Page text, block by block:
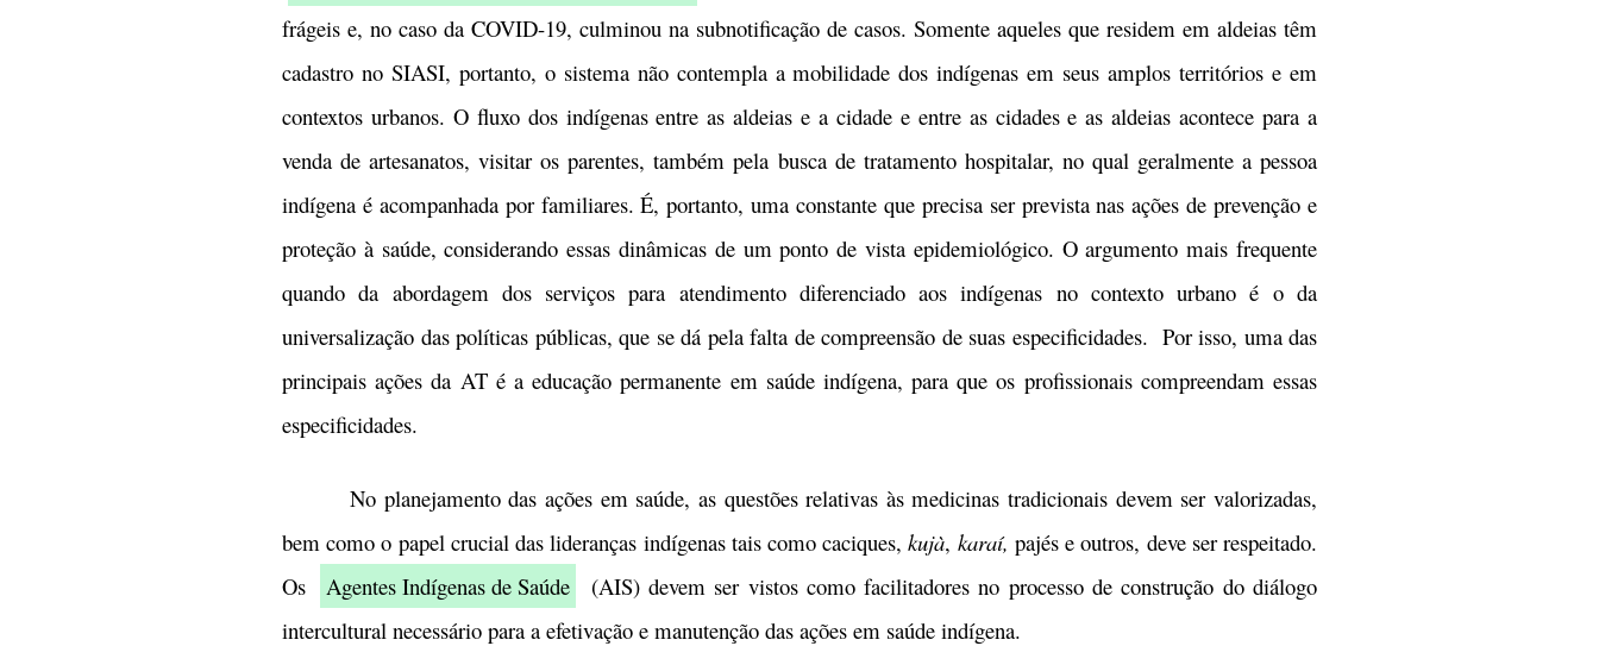
frágeis e, no caso da COVID-19, culminou na subnotificação de casos. Somente aqueles que residem em aldeias têm
cadastro no SIASI, portanto, o sistema não contempla a mobilidade dos indígenas em seus amplos territórios e em
contextos urbanos. O fluxo dos indígenas entre as aldeias e a cidade e entre as cidades e as aldeias acontece para a
venda de artesanatos, visitar os parentes, também pela busca de tratamento hospitalar, no qual geralmente a pessoa
indígena é acompanhada por familiares. É, portanto, uma constante que precisa ser prevista nas ações de prevenção e
proteção à saúde, considerando essas dinâmicas de um ponto de vista epidemiológico. O argumento mais frequente
quando da abordagem dos serviços para atendimento diferenciado aos indígenas no contexto urbano é o da
universalização das políticas públicas, que se dá pela falta de compreensão de suas especificidades. Por isso, uma das
principais ações da AT é a educação permanente em saúde indígena, para que os profissionais compreendam essas
especificidades.
No planejamento das ações em saúde, as questões relativas às medicinas tradicionais devem ser valorizadas,
bem como o papel crucial das lideranças indígenas tais como caciques,kujà, karaí, pajés e outros, deve ser respeitado.
Os
Agentes Indígenas de Saúde
(AIS) devem ser vistos como facilitadores no processo de construção do diálogo
intercultural necessário para a efetivação e manutenção das ações em saúde indígena.